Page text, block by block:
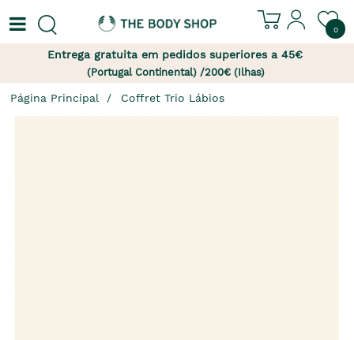
0
Entrega gratuita em pedidos superiores a 45€
(Portugal Continental) /200€ (Ilhas)
Página Principal Coffret Trio Lábios